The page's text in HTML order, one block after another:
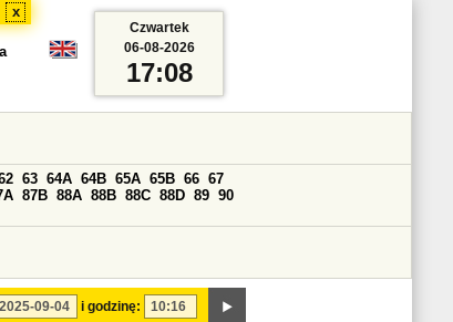
x
i godzinę:
63 64A 64B 65A 65B 66 67
87B 88A 88B 88C 88D 89 90
Czwartek
06-08-2026
17:08